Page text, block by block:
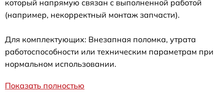
который напрямую связан с выполненной работой
(например, некорректный монтаж запчасти).
Для комплектующих: Внезапная поломка, утрата
работоспособности или техническим параметрам при
нормальном использовании.
Показать полностью